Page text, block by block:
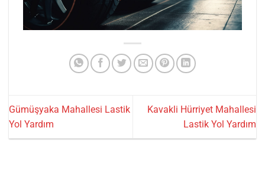
Gümüşyaka Mahallesi Lastik
Yol Yardım
Kavakli Hürriyet Mahallesi
Lastik Yol Yardım